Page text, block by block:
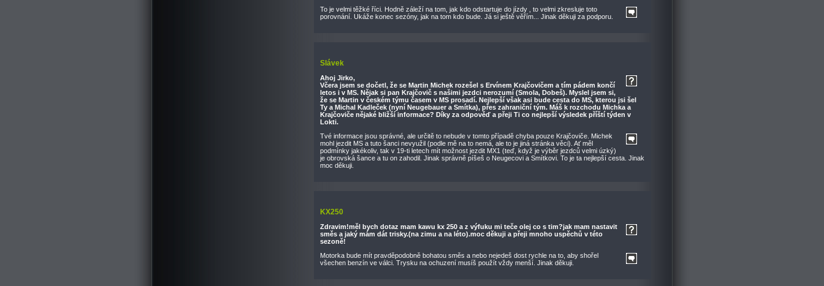
To je velmi těžké říci. Hodně záleží na tom, jak kdo odstartuje do jízdy , to velmi zkresluje toto
porovnání. Ukáže konec sezóny, jak na tom kdo bude. Já si ještě věřím... Jinak děkuji za podporu.
Slávek
Ahoj Jirko,
Včera jsem se dočetl, že se Martin Michek rozešel s Ervínem Krajčovičem a tím pádem končí
letos i v MS. Nějak si pan Krajčovič s našimi jezdci nerozumí (Smola, Dobeš). Myslel jsem si,
že se Martin v českém týmu časem v MS prosadí. Nejlepší však asi bude cesta do MS, kterou jsi šel
Ty a Michal Kadleček (nyní Neugebauer a Smítka), přes zahraniční tým. Máš k rozchodu Michka a
Krajčoviče nějaké bližší informace? Díky za odpověď a přeji Ti co nejlepší výsledek příští týden v
Lokti.
Tvé informace jsou správné, ale určitě to nebude v tomto případě chyba pouze Krajčoviče. Michek
mohl jezdit MS a tuto šanci nevyužil (podle mě na to nemá, ale to je jiná stránka věci). Ať měl
podmínky jakékoliv, tak v 19-ti letech mít možnost jezdit MX1 (teď, když je výběr jezdců velmi úzký)
je obrovská šance a tu on zahodil. Jinak správně píšeš o Neugecovi a Smítkovi. To je ta nejlepší cesta. Jinak
moc děkuji.
KX250
Zdravim!měl bych dotaz mam kawu kx 250 a z výfuku mi teče olej co s tim?jak mam nastavit
směs a jaký mám dát trisky.(na zimu a na léto).moc děkuji a přeji mnoho uspěchů v této
sezoně!
Motorka bude mít pravděpodobně bohatou směs a nebo nejedeš dost rychle na to, aby shořel
všechen benzín ve válci. Trysku na ochuzení musíš použít vždy menší. Jinak děkuji.